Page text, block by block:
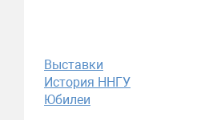
Выставки
История ННГУ
Юбилеи